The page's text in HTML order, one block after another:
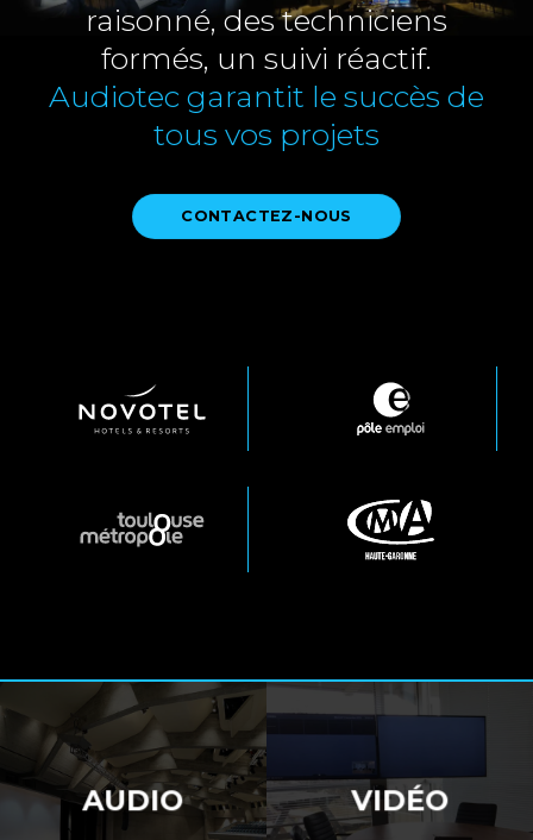
raisonné, des techniciens
formés, un suivi réactif.
Audiotec garantit le succès de
tous vos projets
CONTACTEZ-NOUS
AUDIO VIDÉO